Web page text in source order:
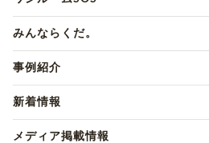
みんならくだ。
事例紹介
新着情報
メディア掲載情報